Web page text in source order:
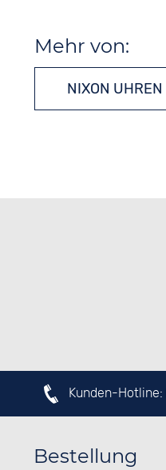
Mehr von:
NIXON UHREN
Kunden-Hotline:
Bestellung